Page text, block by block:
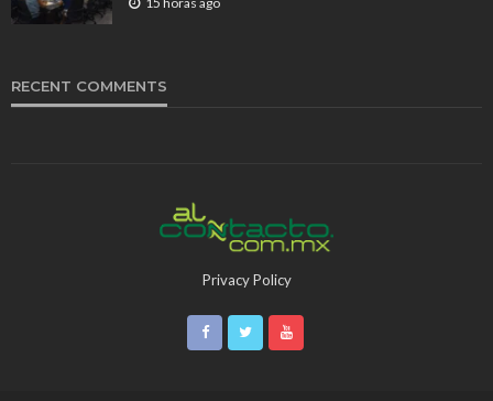
RECENT COMMENTS
Privacy Policy